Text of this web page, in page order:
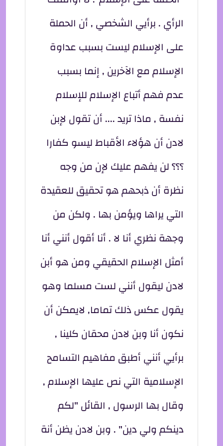
الرأي . برأيي الشخصي , أن الحملة
على الإسلام ليست بسبب عداوة
الإسلام مع الآخرين , إنما بسبب
عدم فهم أتباع الإسلام للإسلام
نفسة , ماذا تريد .... أن تقول لإبن
لادن أن هؤلاء الأقباط ليسو كفارا
؟؟؟ لن يفهم عليك لإن من وجه
نظرة أن ذبحهم هو تحقيق للعقيدة
التي يراها ويؤمن بها . ولكن من
وجهة نظري أنا لا . أنا أقول أنني أنا
أمثل الإسلام الحقيقي ومن هو أبن
لادن ليقول أنني لست مسلما وهو
يقول عكس ذلك تماما, لايمكن أن
نكون أنا وبن لادن محقان كلينا ,
برأيي أنني أطبق مفاهيم التسامح
الإسلامية التي نص عليها الإسلام ,
وقال بها الرسول , القائل "لكم
دينكم ولي دين" . وبن لادن يظن أنة